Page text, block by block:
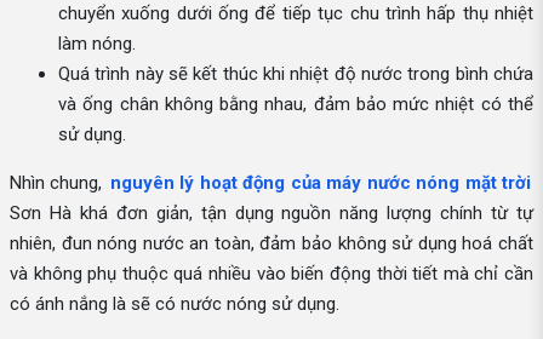
chuyển xuống dưới ống để tiếp tục chu trình hấp thụ nhiệt
làm nóng.
Quá trình này sẽ kết thúc khi nhiệt độ nước trong bình chứa
và ống chân không bằng nhau, đảm bảo mức nhiệt có thể
sử dụng.
Nhìn chung, nguyên lý hoạt động của máy nước nóng mặt trời
Sơn Hà khá đơn giản, tận dụng nguồn năng lượng chính từ tự
nhiên, đun nóng nước an toàn, đảm bảo không sử dụng hoá chất
và không phụ thuộc quá nhiều vào biến động thời tiết mà chỉ cần
có ánh nắng là sẽ có nước nóng sử dụng.